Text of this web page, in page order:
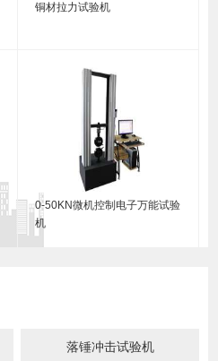
铜材拉力试验机
0-50KN微机控制电子万能试验
机
落锤冲击试验机